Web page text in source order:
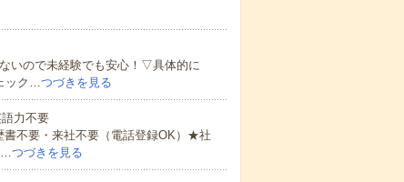
いので未経験でも安心！▽具体的に
ック…つづきを見る
力不要
不要・来社不要（電話登録OK）★社
…つづきを見る